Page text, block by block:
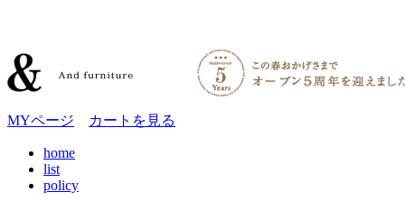
MYページ カートを見る
home
list
policy